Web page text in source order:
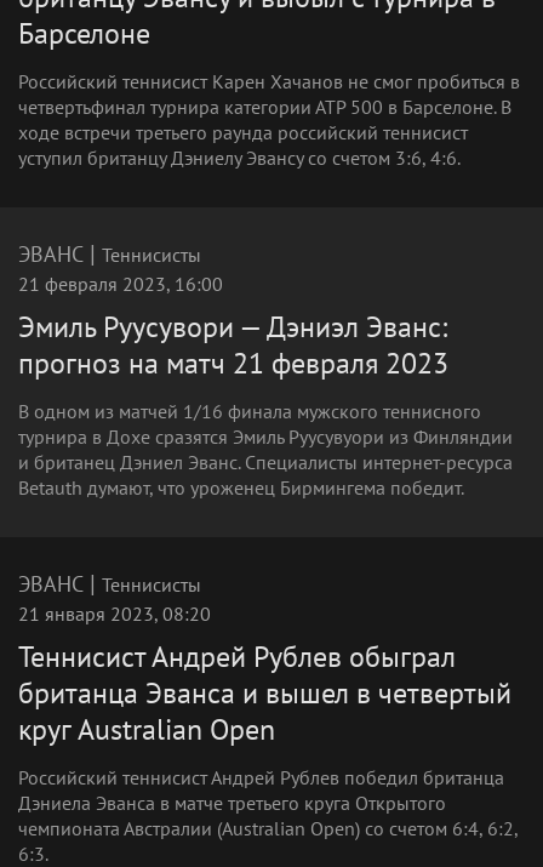
Барселоне
Российский теннисист Карен Хачанов не смог пробиться в
четвертьфинал турнира категории АТР 500 в Барселоне. В
ходе встречи третьего раунда российский теннисист
уступил британцу Дэниелу Эвансу со счетом 3:6, 4:6.
ЭВАНС | Теннисисты
21 февраля 2023, 16:00
Эмиль Руусувори — Дэниэл Эванс:
прогноз на матч 21 февраля 2023
В одном из матчей 1/16 финала мужского теннисного
турнира в Дохе сразятся Эмиль Руусувуори из Финляндии
и британец Дэниел Эванс. Специалисты интернет-ресурса
Betauth думают, что уроженец Бирмингема победит.
ЭВАНС | Теннисисты
21 января 2023, 08:20
Теннисист Андрей Рублев обыграл
британца Эванса и вышел в четвертый
круг Australian Open
Российский теннисист Андрей Рублев победил британца
Дэниела Эванса в матче третьего круга Открытого
чемпионата Австралии (Australian Open) со счетом 6:4, 6:2,
6:3.